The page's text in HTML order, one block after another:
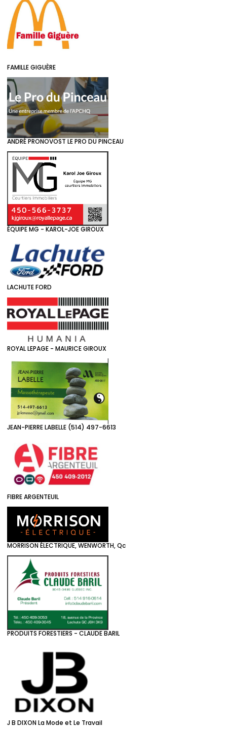
FAMILLE GIGUÈRE
ANDRÉ PRONOVOST LE PRO DU PINCEAU
ÉQUIPE MG - KAROL-JOE GIROUX
LACHUTE FORD
ROYAL LEPAGE - MAURICE GIROUX
JEAN-PIERRE LABELLE (514) 497-6613
FIBRE ARGENTEUIL
MORRISON ÉLECTRIQUE, WENWORTH, Qc
PRODUITS FORESTIERS - CLAUDE BARIL
J B DIXON La Mode et Le Travail